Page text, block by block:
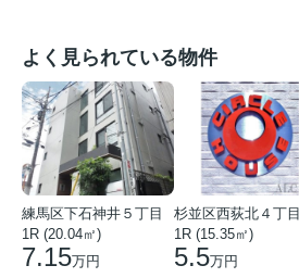
よく見られている物件
練馬区下石神井５丁目
1R (20.04㎡)
7.15万円
杉並区西荻北４丁目
1R (15.35㎡)
5.5万円